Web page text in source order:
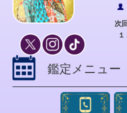
次
鑑定メニュー